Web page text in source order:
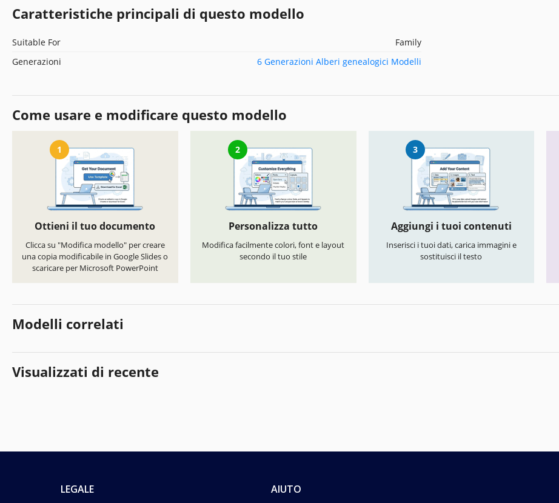
Caratteristiche principali di questo modello
Suitable For
Family
Generazioni
6 Generazioni Alberi genealogici Modelli
Come usare e modificare questo modello
1
Ottieni il tuo documento
Clicca su "Modifica modello" per creare
una copia modificabile in Google Slides o
scaricare per Microsoft PowerPoint
2
Personalizza tutto
Modifica facilmente colori, font e layout
secondo il tuo stile
3
Aggiungi i tuoi contenuti
Inserisci i tuoi dati, carica immagini e
sostituisci il testo
Modelli correlati
Visualizzati di recente
LEGALE AIUTO